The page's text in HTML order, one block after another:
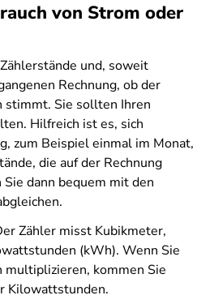
von Strom oder
und, soweit
Rechnung, ob der
stimmt. Sie sollten Ihren
Hilfreich ist es, sich
zum Beispiel einmal im Monat,
die auf der Rechnung
dann bequem mit den
Zähler misst Kubikmeter,
(kWh). Wenn Sie
kommen Sie
Kilowattstunden.